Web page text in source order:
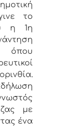
το
η 1η
όπου
με
ένα